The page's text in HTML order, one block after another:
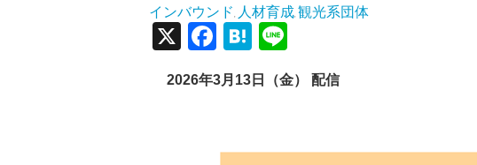
インバウンド 人材育成 ,観光系団体
X Facebook
Hatena
2026年3月13日（金） 配信